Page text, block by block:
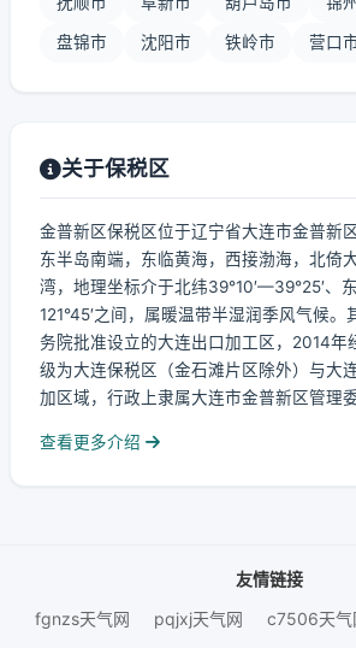
盘锦市 沈阳市 铁岭市 营口
关于保税区
金普新区保税区位于辽宁省大连市金普新
东半岛南端，东临黄海，西接渤海，北倚
湾，地理坐标介于北纬39°10′—39°25′、
121°45′之间，属暖温带半湿润季风气候。
务院批准设立的大连出口加工区，2014年
级为大连保税区（金石滩片区除外）与大
加区域，行政上隶属大连市金普新区管理
查看更多介绍
友情链接
fgnzs天气网
pqjxj天气网 c7506天气